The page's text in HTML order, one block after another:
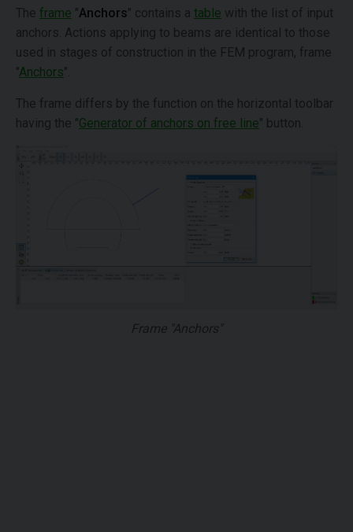
The frame "Anchors" contains a table with the list of input
anchors. Actions applying to beams are identical to those
used in stages of construction in the FEM program, frame
"Anchors".
The frame differs by the function on the horizontal toolbar
having the "Generator of anchors on free line" button.
Frame "Anchors"